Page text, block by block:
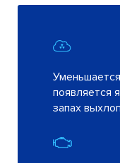
появляется
запах